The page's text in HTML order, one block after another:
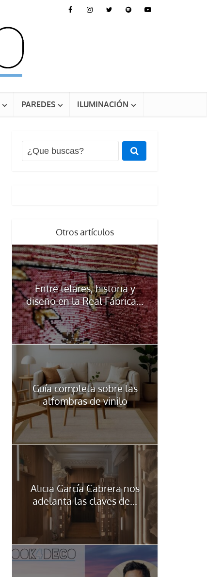
PAREDES ILUMINACIÓN
Otros artículos
Entre telares, historia y
diseño en la Real Fábrica...
Guía completa sobre las
alfombras de vinilo
Alicia García Cabrera nos
adelanta las claves de...